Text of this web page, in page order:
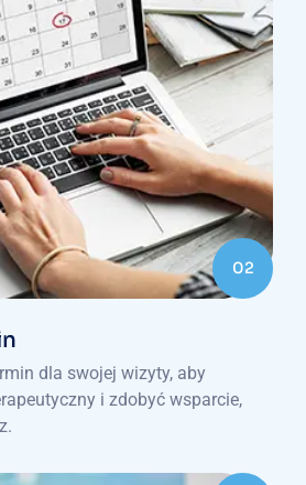
02
dla swojej wizyty, aby
i zdobyć wsparcie,